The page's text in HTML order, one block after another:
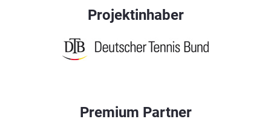
Projektinhaber
Premium Partner